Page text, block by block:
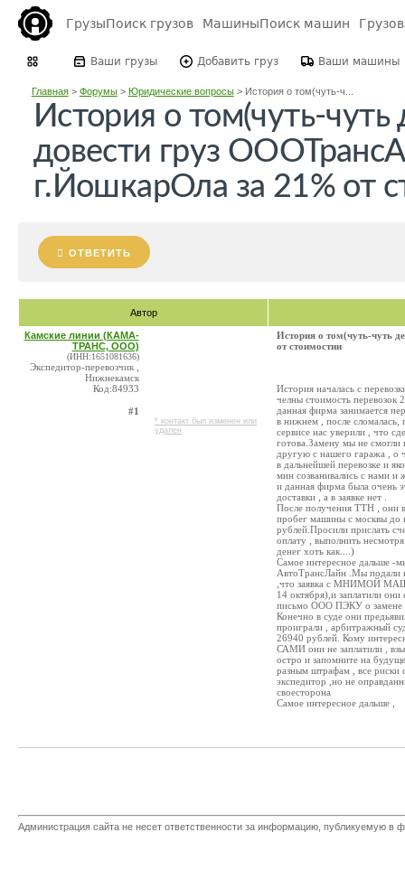
ГрузыПоиск грузов МашиныПоиск машин
Ваши грузы Добавить груз Ваши машины
Главная> Форумы> Юридические вопросы> История о том(чуть-ч...
История о том(чуть-чуть
довести груз
г.ЙошкарОла за 21% от
ОТВЕТИТЬ
Автор
Камские линии (КАМА-
ТРАНС, ООО)
(ИНН:1651081636)
Экспедитор-перевозчик ,
Нижнекамск
Код:84933
#1
* контакт был изменен или
удален
История о том(чуть-чуть
от стоимостии
История началась с
челны стоимость перевозок
данная фирма занимается
в нижнем , после
сервисе нас уверили , что
готова.Замену мы не смогли
другую с нашего гаража ,
в дальнейшей перевозке и
мин созванивались с нами
и данная фирма была очень
доставки , а в заявке нет .
После получения ТТН , они
пробег машины с москвы до
рублей.Просили прислать
оплату , выполнить
денег хоть как....)
Самое интересное дальше -
АвтоТрансЛайн .Мы подали
,что заявка с МНИМОЙ
14 октября),и заплатили
письмо ООО ПЭКУ о
Конечно в суде они
проиграли , арбитражный
26940 рублей. Кому
САМИ они не заплатили ,
остро и запомните на
разным штрафам , все риски
экспедитор ,но не
своесторона
Самое интересное дальше ,
Администрация сайта не несет ответственности за информацию, публикуемую